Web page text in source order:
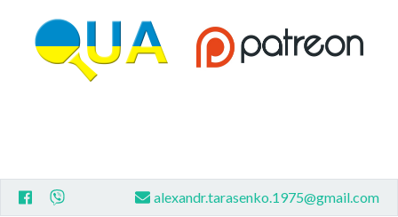
alexandr.tarasenko.1975@gmail.com